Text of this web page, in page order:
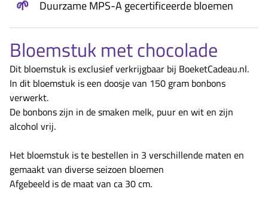
🌱 Duurzame MPS-A gecertificeerde bloemen
Bloemstuk met chocolade
Dit bloemstuk is exclusief verkrijgbaar bij BoeketCadeau.nl.
In dit bloemstuk is een doosje van 150 gram bonbons
verwerkt.
De bonbons zijn in de smaken melk, puur en wit en zijn
alcohol vrij.
Het bloemstuk is te bestellen in 3 verschillende maten en
gemaakt van diverse seizoen bloemen
Afgebeeld is de maat van ca 30 cm.